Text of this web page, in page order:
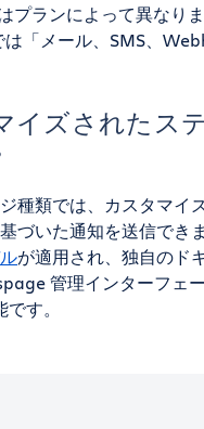
ランによって異なりま
「メール、SMS、
イズされたス
種類では、カスタマイ
づいた通知を送信できま
が適用され、独自のド
管理インターフェ
す。